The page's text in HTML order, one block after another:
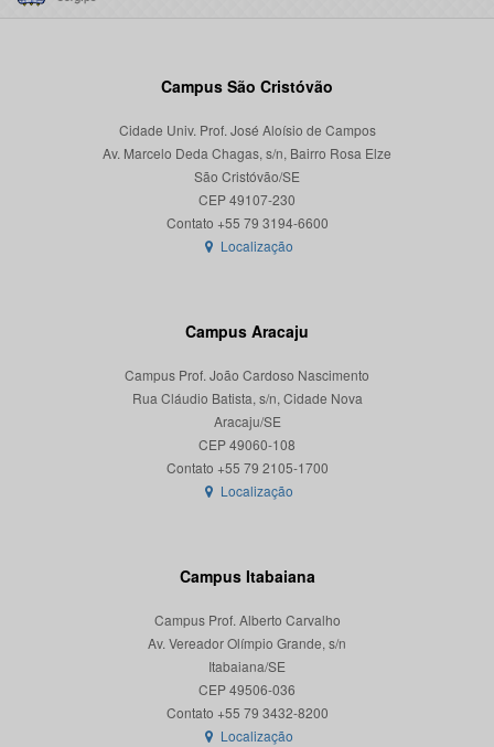
Campus São Cristóvão
Cidade Univ. Prof. José Aloísio de Campos
Av. Marcelo Deda Chagas, s/n, Bairro Rosa Elze
São Cristóvão/SE
CEP 49107-230
Localização
Campus Aracaju
Campus Prof. João Cardoso Nascimento
Rua Cláudio Batista, s/n, Cidade Nova
Aracaju/SE
CEP 49060-108
Localização
Campus Itabaiana
Campus Prof. Alberto Carvalho
Av. Vereador Olímpio Grande, s/n
Itabaiana/SE
CEP 49506-036
Localização